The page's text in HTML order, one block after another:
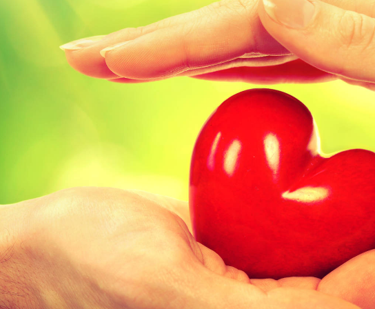
Skip to main content Skip to